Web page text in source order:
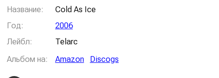
Название:
Cold As Ice
Год:
2006
Лейбл:
Telarc
Альбом на:
Amazon Discogs